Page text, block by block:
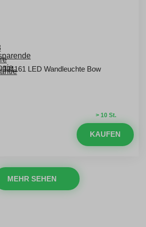
121161 LED Wandleuchte Bow
> 10 St.
KAUFEN
MEHR SEHEN